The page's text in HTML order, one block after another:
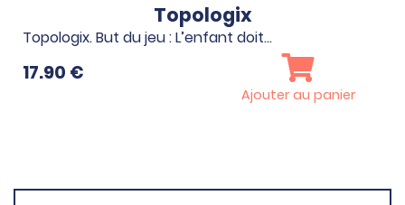
Topologix
Topologix. But du jeu : L’enfant doit…
17.90 €
Ajouter au panier